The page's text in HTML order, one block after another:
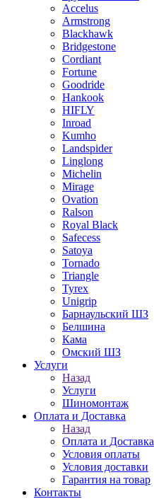
Accelus
Armstrong
Blackhawk
Bridgestone
Cordiant
Fortune
Goodride
Hankook
HIFLY
Inroad
Kumho
Landspider
Linglong
Michelin
Mirage
Ovation
Ralson
Royal Black
Safecess
Satoya
Tornado
Triangle
Tyrex
Unigrip
Барнаульский ШЗ
Белшина
Кама
Омский ШЗ
Услуги
Назад
Услуги
Шиномонтаж
Оплата и Доставка
Назад
Оплата и Доставка
Условия оплаты
Условия доставки
Гарантия на товар
Контакты